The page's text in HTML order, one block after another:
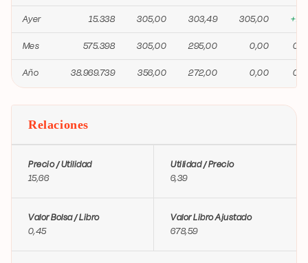
Ayer 15.338 305,00 303,49 305,00
Mes 575.398 305,00 295,00 0,00
Año 38.969.739 356,00 272,00 0,00
Relaciones
Precio / Utilidad
15,66
Utilidad / Precio
6,39
Valor Bolsa / Libro
0,45
Valor Libro Ajustado
678,59